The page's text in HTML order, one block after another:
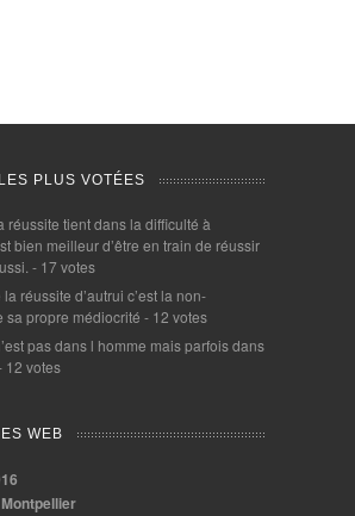
PLUS VOTÉES
réussite tient dans la difficulté à
bien meilleur d’être en train de réussir
- 17 votes
réussite d’autrui c’est la non-
sa propre médiocrité - 12 votes
pas dans l homme mais parfois dans
12 votes
WEB